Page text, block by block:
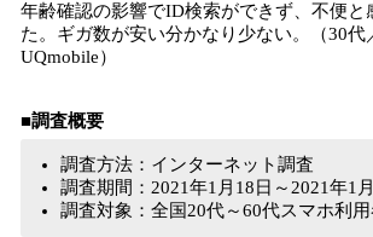
年齢確認の影響でID検索ができず、不便と
た。ギガ数が安い分かなり少ない。（30代
UQmobile）
■調査概要
調査方法：インターネット調査
調査期間：2021年1月18日～2021年1
調査対象：全国20代～60代スマホ利用